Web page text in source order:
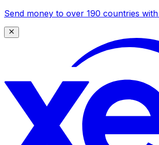
Send money to over 190 countries with